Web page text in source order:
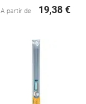
A partir de 19,38 €